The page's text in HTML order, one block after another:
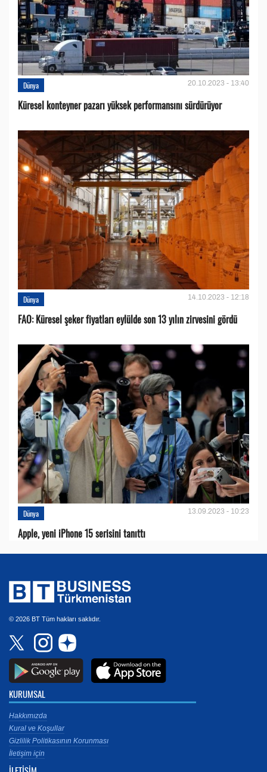
Dünya 20.10.2023 - 13:40
Küresel konteyner pazarı yüksek performansını sürdürüyor
Dünya 14.10.2023 - 12:18
FAO: Küresel şeker fiyatları eylülde son 13 yılın zirvesini gördü
Dünya 13.09.2023 - 10:23
Apple, yeni iPhone 15 serisini tanıttı
© 2026 BT Tüm hakları saklıdır.
KURUMSAL
Hakkımızda
Kural ve Koşullar
Gizlilik Politikasının Korunması
İletişim için